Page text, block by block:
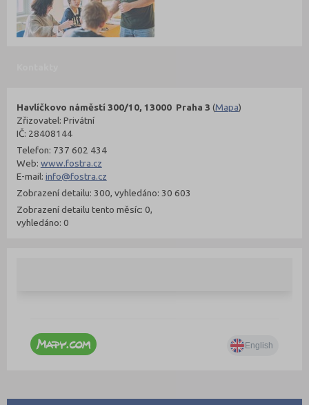
Havlíčkovo náměstí 300/10, 13000 Praha 3 (Mapa)
Zřizovatel: Privátní
IČ: 28408144
Telefon: 737 602 434
Web: www.fostra.cz
E-mail: info@fostra.cz
Zobrazení detailu: 300, vyhledáno: 30 603
Zobrazení detailu tento měsíc: 0,
vyhledáno: 0